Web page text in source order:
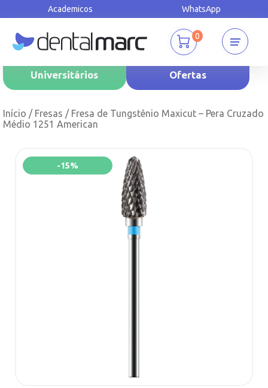
Academicos WhatsApp
0
Universitários Ofertas
Início / Fresas / Fresa de Tungstênio Maxicut – Pera Cruzado
Médio 1251 American
-15%